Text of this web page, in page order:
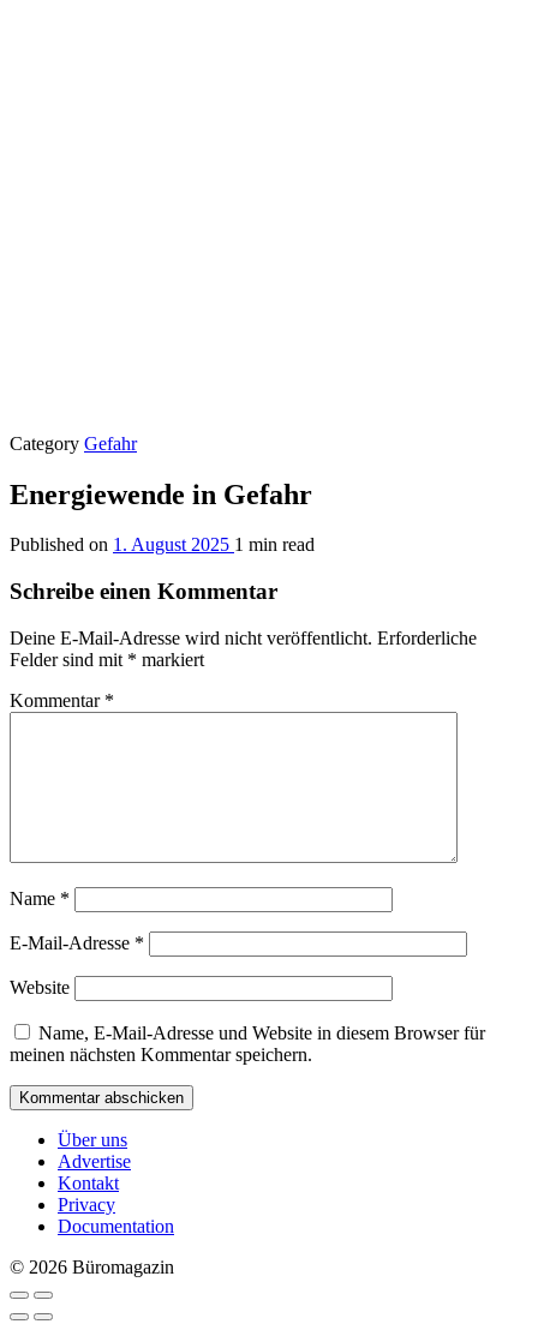
Category Gefahr
Energiewende in Gefahr
Published on 1. August 2025 1 min read
Schreibe einen Kommentar
Deine E-Mail-Adresse wird nicht veröffentlicht. Erforderliche
Felder sind mit * markiert
Kommentar *
Name *
E-Mail-Adresse *
Website
Name, E-Mail-Adresse und Website in diesem Browser für
meinen nächsten Kommentar speichern.
Über uns
Advertise
Kontakt
Privacy
Documentation
© 2026 Büromagazin